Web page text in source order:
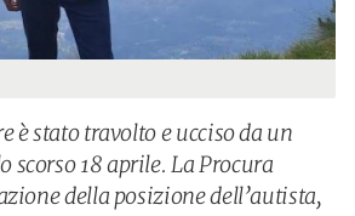
è stato travolto e ucciso da un
scorso 18 aprile. La Procura
della posizione dell’autista,